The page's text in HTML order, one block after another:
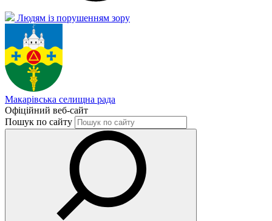
Людям із порушенням зору
Макарівська селищна рада
Офіційний веб-сайт
Пошук по сайту